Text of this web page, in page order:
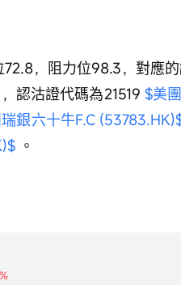
，阻力位98.3，對應
認沽證代碼為21519 $美
銀六十牛F.C
。